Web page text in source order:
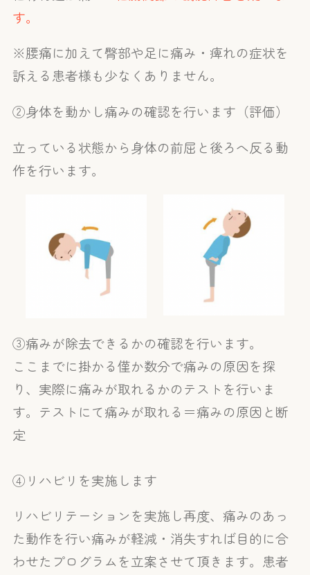
す。
※腰痛に加えて臀部や足に痛み・痺れの症状を
訴える患者様も少なくありません。
②身体を動かし痛みの確認を行います（評価）
立っている状態から身体の前屈と後ろへ反る動
作を行います。
③痛みが除去できるかの確認を行います。
ここまでに掛かる僅か数分で痛みの原因を探
り、実際に痛みが取れるかのテストを行いま
す。テストにて痛みが取れる＝痛みの原因と断
定
④リハビリを実施します
リハビリテーションを実施し再度、痛みのあっ
た動作を行い痛みが軽減・消失すれば目的に合
わせたプログラムを立案させて頂きます。患者